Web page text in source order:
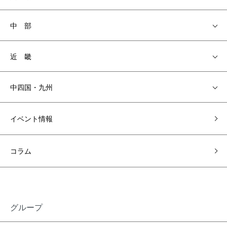
中 部
近 畿
中四国・九州
イベント情報
コラム
グループ